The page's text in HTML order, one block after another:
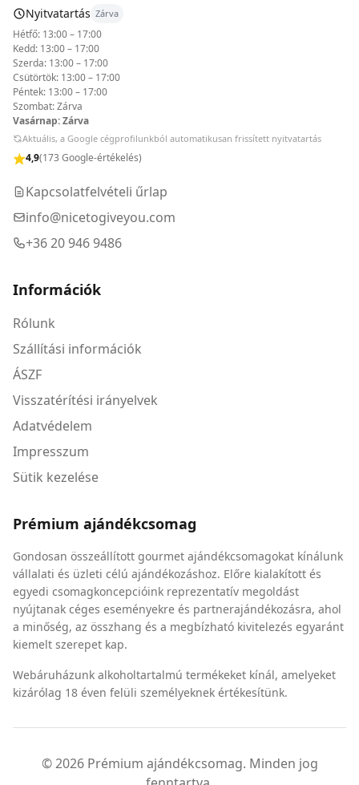
Nyitvatartás Zárva
Hétfő: 13:00 – 17:00
Kedd: 13:00 – 17:00
Szerda: 13:00 – 17:00
Csütörtök: 13:00 – 17:00
Péntek: 13:00 – 17:00
Szombat: Zárva
Vasárnap: Zárva
Aktuális, a Google cégprofilunkból automatikusan frissített nyitvatartás
4,9(173 Google-értékelés)
Kapcsolatfelvételi űrlap
info@nicetogiveyou.com
+36 20 946 9486
Információk
Rólunk
Szállítási információk
ÁSZF
Visszatérítési irányelvek
Adatvédelem
Impresszum
Sütik kezelése
Prémium ajándékcsomag
Gondosan összeállított gourmet ajándékcsomagokat kínálunk
vállalati és üzleti célú ajándékozáshoz. Előre kialakított és
egyedi csomagkoncepcióink reprezentatív megoldást
nyújtanak céges eseményekre és partnerajándékozásra, ahol
a minőség, az összhang és a megbízható kivitelezés egyaránt
kiemelt szerepet kap.
Webáruházunk alkoholtartalmú termékeket kínál, amelyeket
kizárólag 18 éven felüli személyeknek értékesítünk.
© 2026 Prémium ajándékcsomag. Minden jog